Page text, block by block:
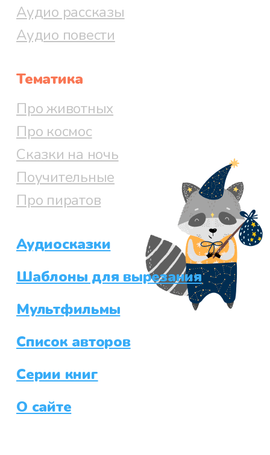
Аудио рассказы
Аудио повести
Тематика
Про животных
Про космос
Сказки на ночь
Поучительные
Про пиратов
Аудиосказки
Шаблоны для вырезания
Мультфильмы
Список авторов
Серии книг
О сайте